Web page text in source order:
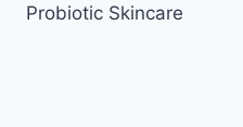
Probiotic Skincare